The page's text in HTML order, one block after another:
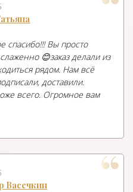
спасибо!!! Вы просто
😊заказ делали из
рядом. Нам всё
доставили.
всего. Огромное вам
Васечкин